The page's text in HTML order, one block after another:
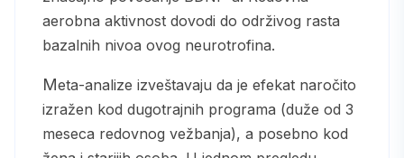
aerobna aktivnost dovodi do održivog rasta
bazalnih nivoa ovog neurotrofina.
Meta-analize izveštavaju da je efekat naročito
izražen kod dugotrajnih programa (duže od 3
meseca redovnog vežbanja), a posebno kod